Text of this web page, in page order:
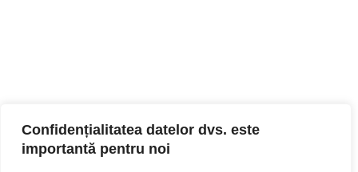
Confidențialitatea datelor dvs. este
importantă pentru noi